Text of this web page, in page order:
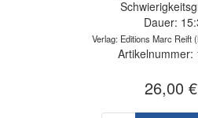
Dauer:
Verlag: Editions Marc Reift
Artikelnummer:
26,00